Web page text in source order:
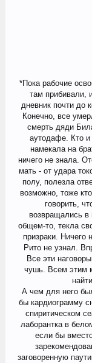
*Пока рабочие
там прибивали,
дневник почти до
Конечно, все
смерть дяди
аутодафе. Кто и
намекала на
ничего не знала.
мать - от удара
полу, полезла
возможно, тоже
говорить,
возвращались
общем-то, текла
призраки. Ничего
Рито не узнал.
Все эти
чушь. Всем этим
А чем для него
бы кардиограмму
спиритическом
лаборантка в
если бы
заговоренную